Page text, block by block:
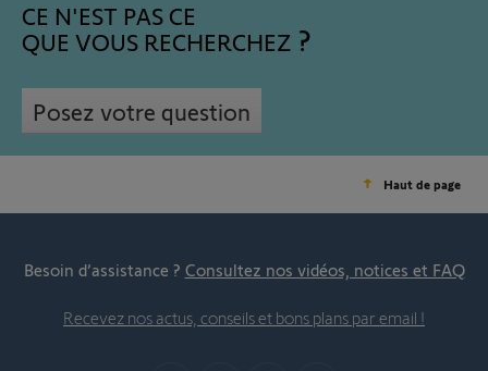
CE N'EST PAS CE
QUE VOUS RECHERCHEZ
Posez votre question
Haut de page
Besoin d’assistance ? Consultez nos vidéos, notices et FAQ
Recevez nos actus, conseils et bons plans par email !